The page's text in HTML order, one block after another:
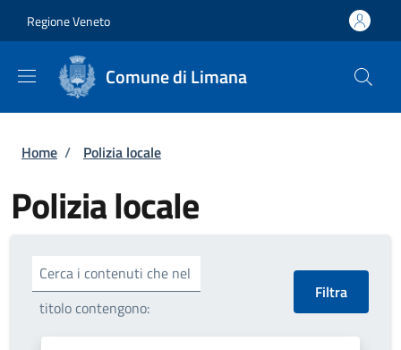
Regione Veneto
Comune di Limana
Briciole di pane
Home / Polizia locale
Polizia locale
Cerca i contenuti che nel
titolo contengono: